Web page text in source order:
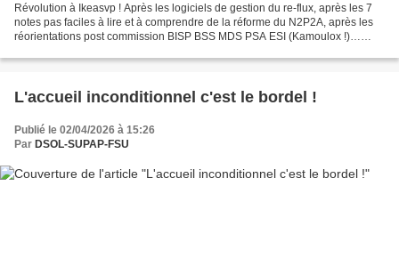
Révolution à Ikeasvp ! Après les logiciels de gestion du re-flux, après les 7
notes pas faciles à lire et à comprendre de la réforme du N2P2A, après les
réorientations post commission BISP BSS MDS PSA ESI (Kamoulox !)…
L'accueil inconditionnel c'est le bordel !
Publié le 02/04/2026 à 15:26
Par DSOL-SUPAP-FSU